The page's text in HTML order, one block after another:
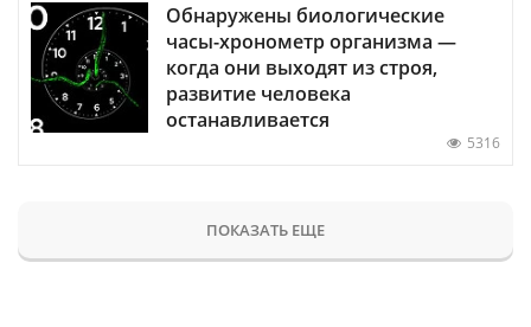
Обнаружены биологические
часы-хронометр организма —
когда они выходят из строя,
развитие человека
останавливается
5316
ПОКАЗАТЬ ЕЩЕ